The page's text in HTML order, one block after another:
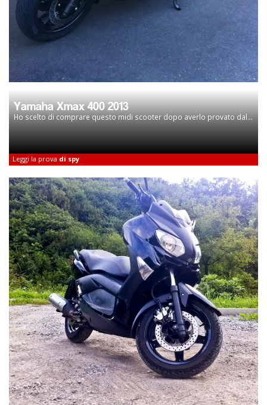
Yamaha Xmax 400 2013
Ho scelto di comprare questo midi scooter dopo averlo provato dal...
Leggi la prova di spy